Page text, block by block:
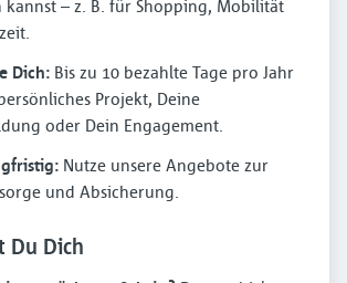
kannst – z. B. für Shopping, Mobilität
Dich: Bis zu 10 bezahlte Tage pro Jahr
Projekt, Deine
oder Dein Engagement.
Nutze unsere Angebote zur
und Absicherung.
Du Dich